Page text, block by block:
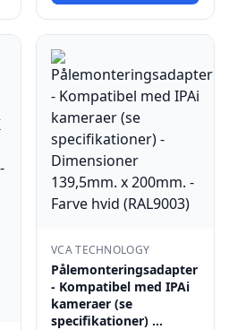
VCA TECHNOLOGY
Pålemonteringsadapter
- Kompatibel med IPAi
kameraer (se
specifikationer) …